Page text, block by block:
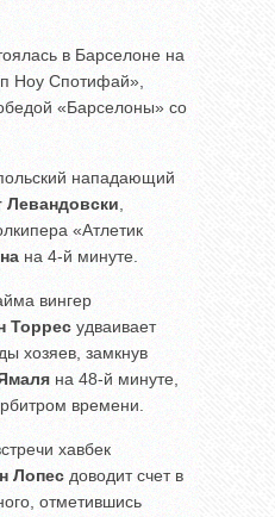
в Барселоне на
Ноу Спотифай»,
«Барселоны» со
нападающий
Левандовски,
«Атлетик
на 4-й минуте.
вингер
Торрес удваивает
хозяев, замкнув
на 48-й минуте,
времени.
хавбек
Лопес доводит счет в
отметившись